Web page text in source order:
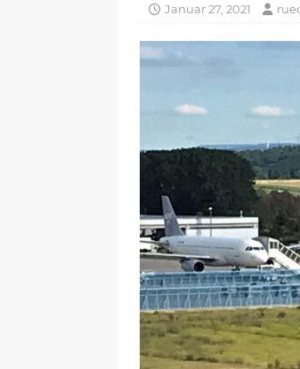
Januar 27, 2021